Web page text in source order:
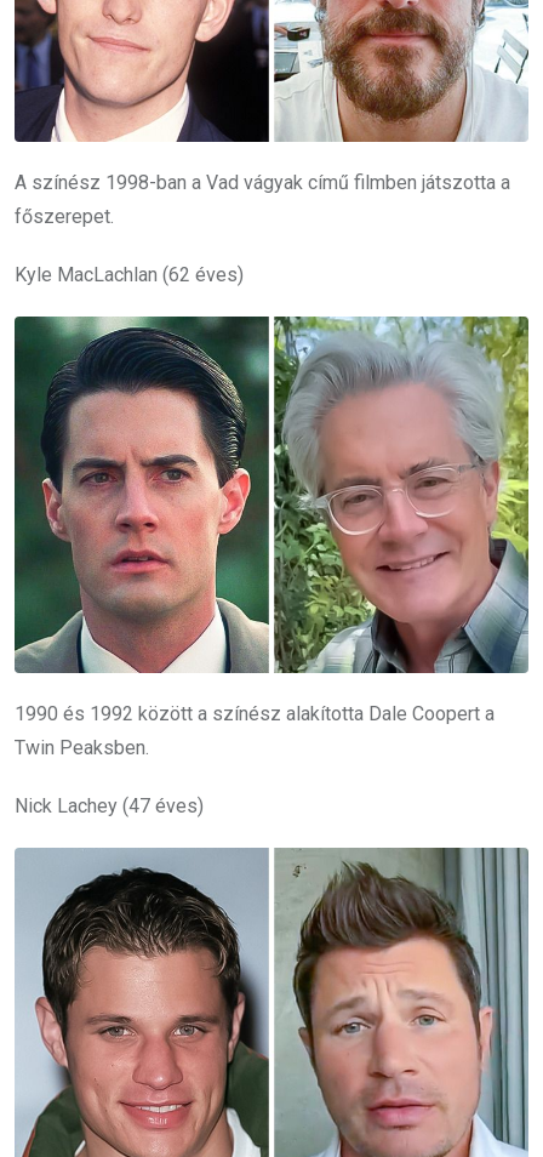
A színész 1998-ban a Vad vágyak című filmben játszotta a
főszerepet.
Kyle MacLachlan (62 éves)
1990 és 1992 között a színész alakította Dale Coopert a
Twin Peaksben.
Nick Lachey (47 éves)